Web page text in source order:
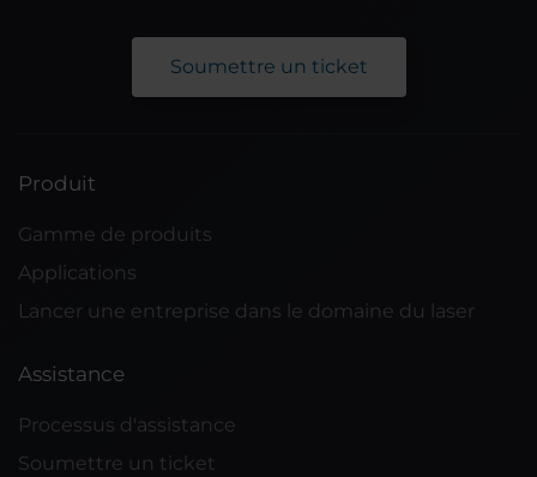
Soumettre un ticket
Produit
Gamme de produits
Applications
Lancer une entreprise dans le domaine du laser
Assistance
Processus d'assistance
Soumettre un ticket